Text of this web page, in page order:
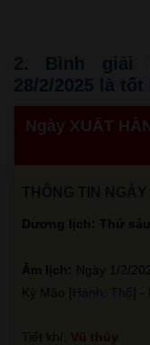
2. Bình giải
28/2/2025 là tốt
Ngày XUẤT
Dương lịch: Thứ sáu
Âm lịch: Ngày 1/2/
Kỷ Mão [ Hành: Thổ ]
Tiết khí: Vũ thủy